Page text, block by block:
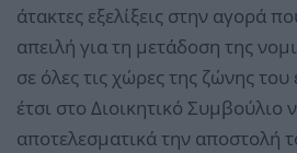
άτακτες εξελίξεις στην αγορά
απειλή για τη μετάδοση της
σε όλες τις χώρες της ζώνης
έτσι στο Διοικητικό Συμβούλιο
αποτελεσματικά την αποστολή